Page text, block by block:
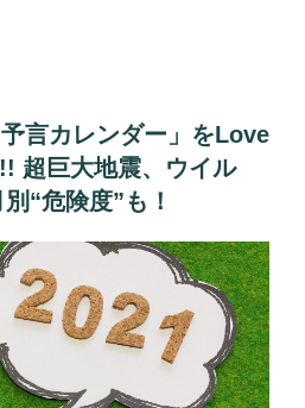
言カレンダー」をLove
超巨大地震、ウイル
“危険度”も！